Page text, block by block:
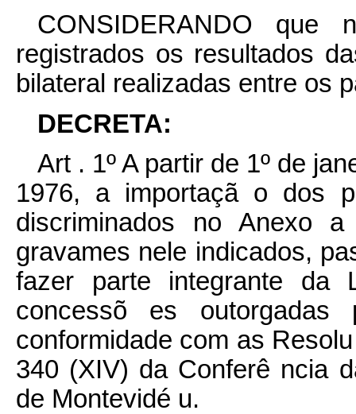
CONSIDERANDO
registrados os resultados
bilateral realizadas entre os
DECRETA:
Art . 1º A partir de 1º de
1976, a importaçã o dos
discriminados no Anexo
gravames nele indicados,
fazer parte integrante da
concessõ es
conformidade com as
340 (XIV) da Conferê ncia
de Montevidé u.